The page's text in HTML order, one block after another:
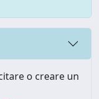
o creare un